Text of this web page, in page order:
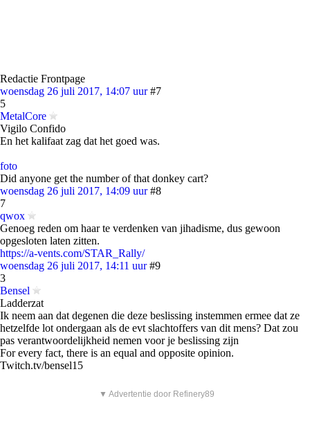
Redactie Frontpage
woensdag 26 juli 2017, 14:07 uur #7
5
MetalCore
Vigilo Confido
En het kalifaat zag dat het goed was.
foto
Did anyone get the number of that donkey cart?
woensdag 26 juli 2017, 14:09 uur #8
7
qwox
Genoeg reden om haar te verdenken van jihadisme, dus gewoon
opgesloten laten zitten.
https://a-vents.com/STAR_Rally/
woensdag 26 juli 2017, 14:11 uur #9
3
Bensel
Ladderzat
Ik neem aan dat degenen die deze beslissing instemmen ermee dat ze
hetzelfde lot ondergaan als de evt slachtoffers van dit mens? Dat zou
pas verantwoordelijkheid nemen voor je beslissing zijn
For every fact, there is an equal and opposite opinion.
Twitch.tv/bensel15
▼ Advertentie door Refinery89